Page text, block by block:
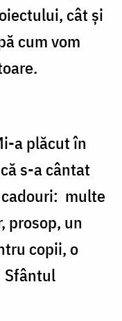
cât şi
cum vom
a plăcut în
s-a cântat
multe
prosop, un
copii, o
Sfântul